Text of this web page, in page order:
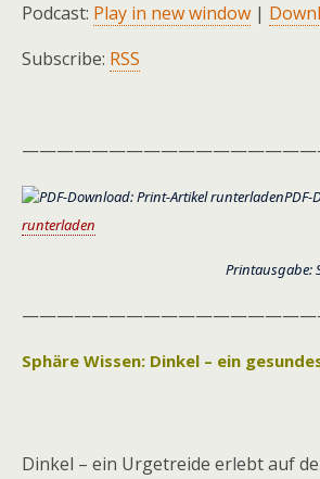
Podcast: Play in new window |
Subscribe: RSS
PDF-
runterladen
Printausgabe:
Sphäre Wissen: Dinkel – ein
Dinkel – ein Urgetreide erlebt auf